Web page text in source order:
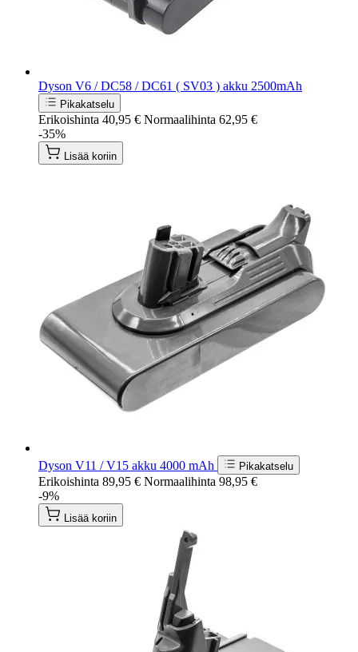
Dyson V6 / DC58 / DC61 ( SV03 ) akku 2500mAh
Pikakatselu
Erikoishinta 40,95 € Normaalihinta 62,95 €
-35%
Lisää koriin
Dyson V11 / V15 akku 4000 mAh Pikakatselu
Erikoishinta 89,95 € Normaalihinta 98,95 €
-9%
Lisää koriin